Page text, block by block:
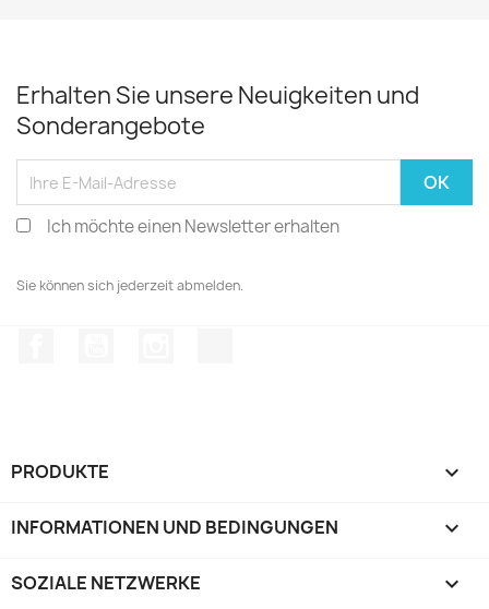
Erhalten Sie unsere Neuigkeiten und
Sonderangebote
Ich möchte einen Newsletter erhalten
Sie können sich jederzeit abmelden.
PRODUKTE 
INFORMATIONEN UND BEDINGUNGEN 
SOZIALE NETZWERKE 